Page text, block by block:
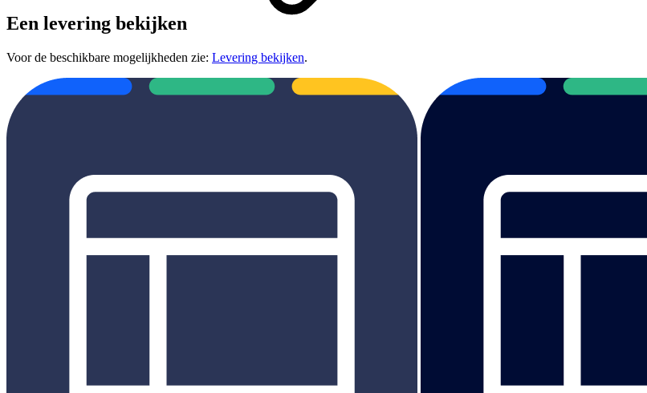
Een levering bekijken
Voor de beschikbare mogelijkheden zie: Levering bekijken.